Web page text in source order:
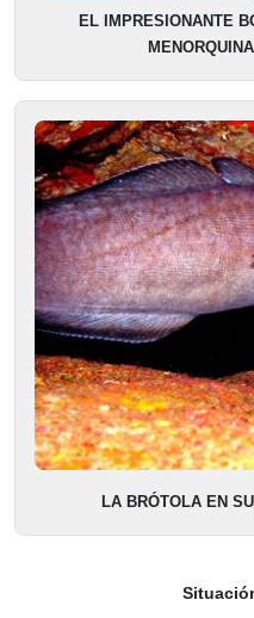
EL IMPRESIONANTE
LA BRÓTOLA EN